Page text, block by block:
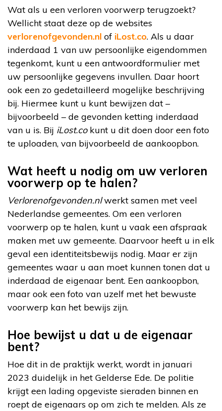
Wat als u een verloren voorwerp terugzoekt?
Wellicht staat deze op de websites
verlorenofgevonden.nl of iLost.co. Als u daar
inderdaad 1 van uw persoonlijke eigendommen
tegenkomt, kunt u een antwoordformulier met
uw persoonlijke gegevens invullen. Daar hoort
ook een zo gedetailleerd mogelijke beschrijving
bij. Hiermee kunt u kunt bewijzen dat –
bijvoorbeeld – de gevonden ketting inderdaad
van u is. Bij iLost.cokunt u dit doen door een foto
te uploaden, van bijvoorbeeld de aankoopbon.
Wat heeft u nodig om uw verloren
voorwerp op te halen?
Verlorenofgevonden.nlwerkt samen met veel
Nederlandse gemeentes. Om een verloren
voorwerp op te halen, kunt u vaak een afspraak
maken met uw gemeente. Daarvoor heeft u in elk
geval een identiteitsbewijs nodig. Maar er zijn
gemeentes waar u aan moet kunnen tonen dat u
inderdaad de eigenaar bent. Een aankoopbon,
maar ook een foto van uzelf met het bewuste
voorwerp kan het bewijs zijn.
Hoe bewijst u dat u de eigenaar
bent?
Hoe dit in de praktijk werkt, wordt in januari
2023 duidelijk in het Gelderse Ede. De politie
krijgt een lading opgeviste sieraden binnen en
roept de eigenaars op om zich te melden. Als ze